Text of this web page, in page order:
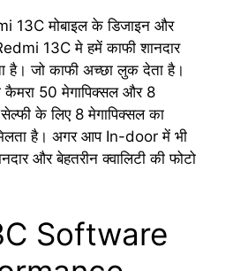
13C मोबाइल के डिजाइन और
13C मे हमें काफी शानदार
है। जो काफी अच्छा लुक देता है।
कैमरा 50 मेगापिक्सल और 8
के लिए 8 मेगापिक्सल का
है। अगर आप In-door में भी
और बेहतरीन क्वालिटी की फोटो
Software